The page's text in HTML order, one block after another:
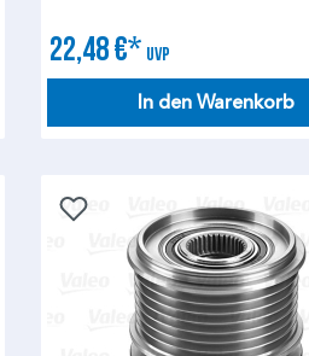
22,48 €* UVP
In den Warenkorb